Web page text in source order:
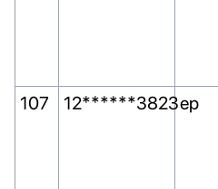
107
12******3823ер